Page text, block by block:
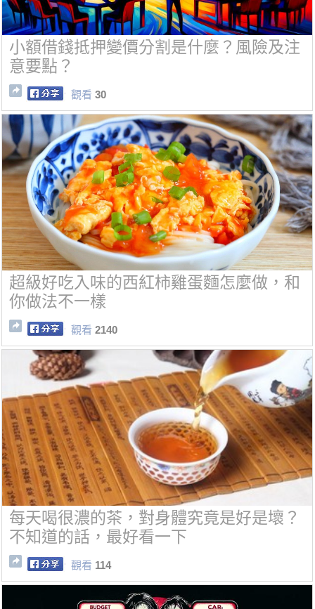
小額借錢抵押變價分割是什麼？風險及注
意要點？
觀看 30
超級好吃入味的西紅柿雞蛋麵怎麼做，和
你做法不一樣
觀看 2140
每天喝很濃的茶，對身體究竟是好是壞？
不知道的話，最好看一下
觀看 114